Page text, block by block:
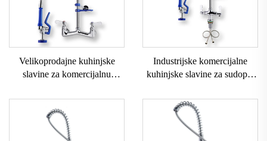
Velikoprodajne kuhinjske
slavine za komercijalnu
visoke kvalitete, točak za
sudoper, rotirajuća kuhinjska
slavina s vučnom funkcijom
Industrijske komercijalne
kuhinjske slavine za sudoper
slavina za perilicu posuđa na
zidu, slavina za predprskanje u
sudoperu